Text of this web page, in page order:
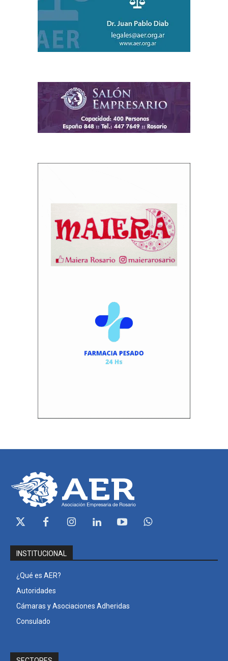
INSTITUCIONAL
¿Qué es AER?
Autoridades
Cámaras y Asociaciones Adheridas
Consulado